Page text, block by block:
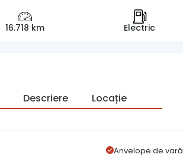
16.718 km Electric
Descriere Locație
Anvelope de vară